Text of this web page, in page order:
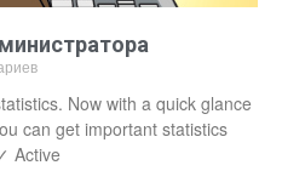
Now with a quick glance
can get important statistics
Active